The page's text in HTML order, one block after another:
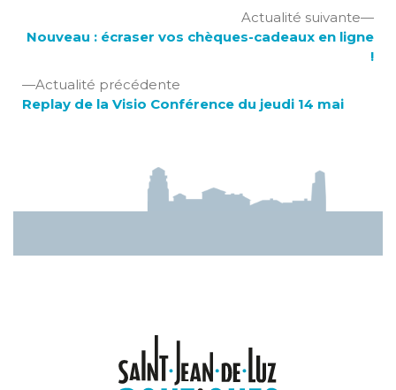
l’article
Actualité précédente
précédente
Replay de la Visio Conférence du jeudi 14 mai
Actualité suivante
:
Nouveau : écraser vos chèques-cadeaux en ligne
!